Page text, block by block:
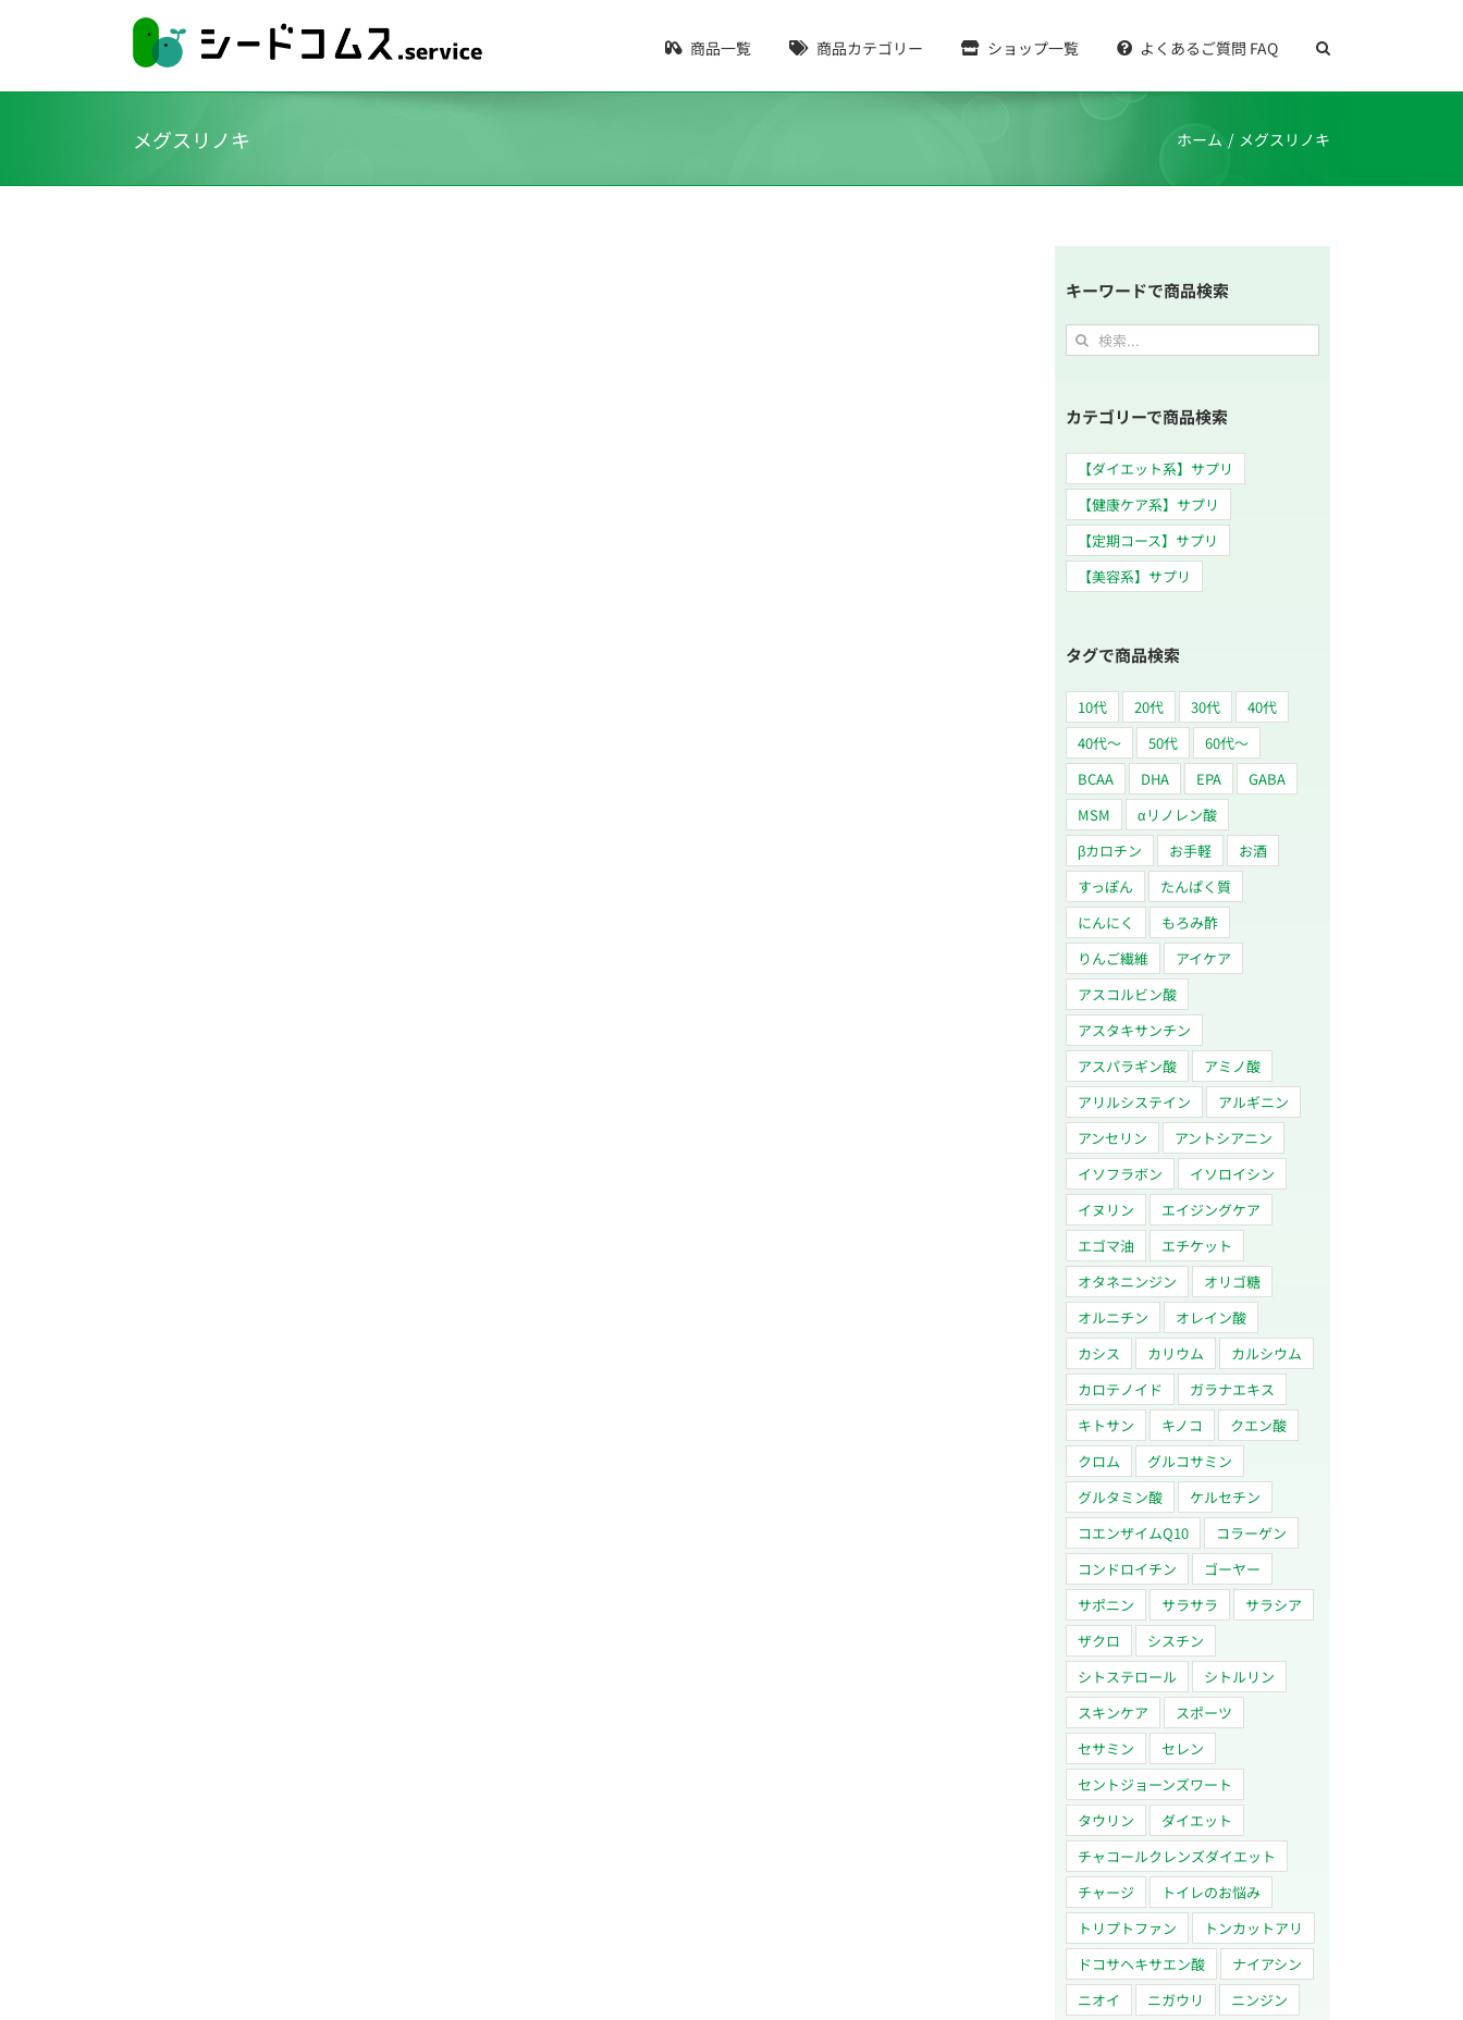
商品一覧 商品カテゴリー ショップ一覧 よくあるご質問 FAQ
メグスリノキ ホーム メグスリノキ
キーワードで商品検索
検
索
カテゴリーで商品検索
【ダイエット系】サプリ
【健康ケア系】サプリ
【定期コース】サプリ
【美容系】サプリ
タグで商品検索
10代 20代 30代
40代
40代～
50代
60代〜
BCAA
DHA EPA
GABA
MSM
αリノレン酸
βカロチン
お手軽
お酒
すっぽん
たんぱく質
にんにく
もろみ酢
りんご繊維
アイケア
アスコルビン酸
アスタキサンチン
アスパラギン酸
アミノ酸
アリルシステイン
アルギニン
アンセリン
アントシアニン
イソフラボン
イソロイシン
イヌリン
エイジングケア
エゴマ油
エチケット
オタネニンジン
オリゴ糖
オルニチン
オレイン酸
カシス
カリウム
カルシウム
カロテノイド
ガラナエキス
キトサン
キノコ
クエン酸
クロム
グルコサミン
グルタミン酸
ケルセチン
コエンザイムQ10
コラーゲン
コンドロイチン
ゴーヤー
サポニン
サラサラ
サラシア
ザクロ
シスチン
シトステロール
シトルリン
スキンケア
スポーツ
セサミン
セレン
セントジョーンズワート
タウリン
ダイエット
チャコールクレンズダイエット
チャージ
トイレのお悩み
トリプトファン
トンカットアリ
ドコサヘキサエン酸
ナイアシン
ニオイ
ニガウリ
ニンジン